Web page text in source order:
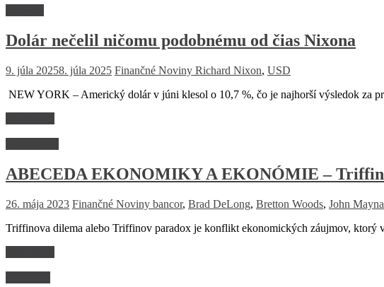
Dolár nečelil ničomu podobnému od čias Nixona
9. júla 20258. júla 2025 Finančné Noviny Richard Nixon, USD
NEW YORK – Americký dolár v júni klesol o 10,7 %, čo je najhorší výsledok za
ABECEDA EKONOMIKY A EKONÓMIE –
26. mája 2023 Finančné Noviny bancor, Brad DeLong, Bretton Woods, John
Triffinova dilema alebo Triffinov paradox je konflikt ekonomických záujmov,